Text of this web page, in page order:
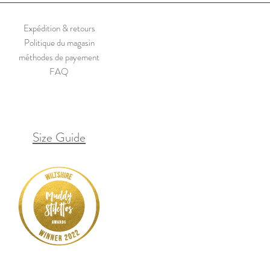
Expédition & retours
Politique du magasin
méthodes de payement
FAQ
Size Guide